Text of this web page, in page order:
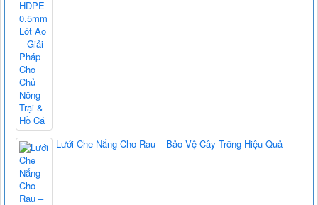
Lưới Che Nắng Cho Rau – Bảo Vệ Cây Trồng Hiệu Quả